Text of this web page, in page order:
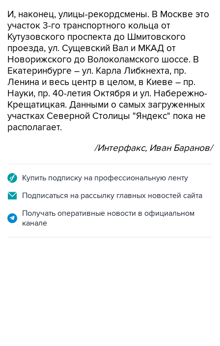
И, наконец, улицы-рекордсмены. В Москве это
участок 3-го транспортного кольца от
Кутузовского проспекта до Шмитовского
проезда, ул. Сущевский Вал и МКАД от
Новорижского до Волоколамского шоссе. В
Екатеринбурге – ул. Карла Либкнехта, пр.
Ленина и весь центр в целом, в Киеве – пр.
Науки, пр. 40-летия Октября и ул. Набережно-
Крещатицкая. Данными о самых загруженных
участках Северной Столицы "Яндекс" пока не
располагает.
/Интерфакс, Иван Баранов/
Купить подписку на профессиональную ленту
Подписаться на рассылку главных новостей сайта
Получать оперативные новости в официальном
канале